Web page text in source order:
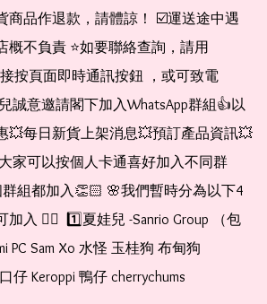
商品作退款，請體諒！ ☑️運送途中遇
概不負責 ⭐️如要聯絡查詢，請用
接按頁面即時通訊按鈕 ，或可致電
誠意邀請閣下加入WhatsApp群組👍以
💥每日新貨上架消息💥預訂產品資訊💥
家可以按個人卡通喜好加入不同群
組都加入👏🏻 🌸我們暫時分為以下4
入 👇🏻  1️⃣夏娃兒 -Sanrio Group （包
PC Sam Xo 水怪 玉桂狗 布甸狗
仔 Keroppi 鴨仔 cherrychums